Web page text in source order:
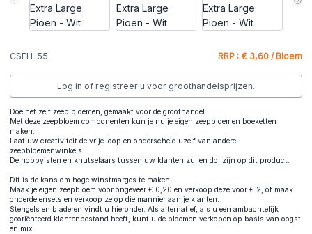
CSFH-55 RRP : € 3,60 / Bloem
Log in of registreer u voor groothandelsprijzen.
Doe het zelf zeep bloemen, gemaakt voor de groothandel.
Met deze zeepbloem componenten kun je nu je eigen zeepbloemen boeketten
maken.
Laat uw creativiteit de vrije loop en onderscheid uzelf van andere
zeepbloemenwinkels.
De hobbyisten en knutselaars tussen uw klanten zullen dol zijn op dit product.
Dit is de kans om hoge winstmarges te maken.
Maak je eigen zeepbloem voor ongeveer € 0,20 en verkoop deze voor € 2, of maak
onderdelensets en verkoop ze op die mannier aan je klanten.
Stengels en bladeren vindt u hieronder. Als alternatief, als u een ambachtelijk
georiënteerd klantenbestand heeft, kunt u de bloemen verkopen op basis van oogst
en mix.